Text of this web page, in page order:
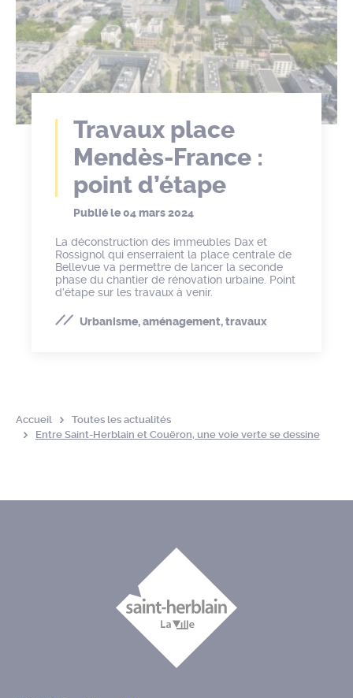
Travaux place
Mendès-France :
point d’étape
Publié le04 mars 2024
La déconstruction des immeubles Dax et
Rossignol qui enserraient la place centrale de
Bellevue va permettre de lancer la seconde
phase du chantier de rénovation urbaine. Point
d’étape sur les travaux à venir.
Urbanisme, aménagement, travaux
Accueil
Toutes les actualités
Entre Saint-Herblain et Couëron, une voie verte se dessine